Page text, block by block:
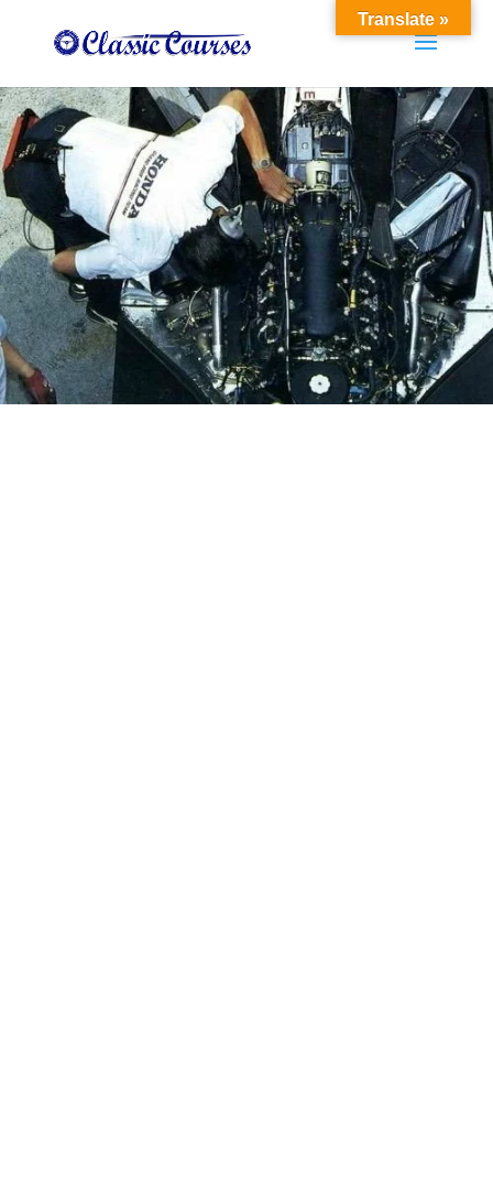
Translate »